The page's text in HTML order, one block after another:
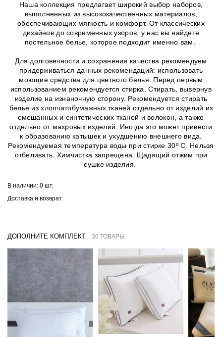
Наша коллекция предлагает широкий выбор наборов,
выполненных из высококачественных материалов,
обеспечивающих мягкость и комфорт. От классических
дизайнов до современных узоров, у нас вы найдете
постельное белье, которое подходит именно вам.
Для долговечности и сохранения качества рекомендуем
придерживаться данных рекомендаций: использовать
моющие средства для цветного белья. Перед первым
использованием рекомендуется стирка. Стирать, вывернув
изделие на изнаночную сторону. Рекомендуется стирать
белье из хлопчатобумажных тканей отдельно от изделий из
смешанных и синтетических тканей и волокон, а также
отдельно от махровых изделий. Иногда это может привести
к образованию катышек и ухудшению внешнего вида.
Рекомендуемая температура воды при стирке 30º C. Нельзя
отбеливать. Химчистка запрещена. Щадящий отжим при
сушке изделия.
В наличии: 0 шт.
Доставка и возврат
ДОПОЛНИТЕ КОМПЛЕКТ 36 ТОВАРЫ